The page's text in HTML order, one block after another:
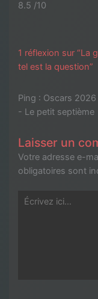
8.5 /10
1 réflexion sur “La
tel est la question”
Ping : Oscars
- Le petit septième
Laisser un
Votre adresse e-
obligatoires sont
Écrivez